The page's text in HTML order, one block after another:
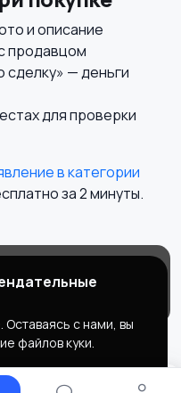
и описание
продавцом
сделку» — деньги
для проверки
в категории
за 2 минуты.
с нами, вы
файлов куки.